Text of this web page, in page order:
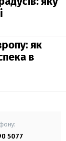
як
в
5077